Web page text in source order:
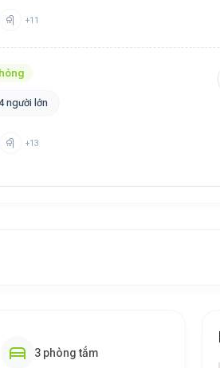
+11
người lớn
+13
3 phòng tắm